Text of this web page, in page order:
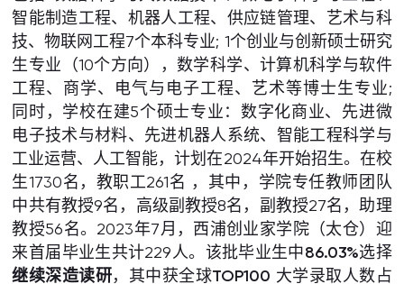
智能制造工程、机器人工程、供应链管理、艺术与科
技、物联网工程7个本科专业; 1个创业与创新硕士研究
生专业（10个方向），数学科学、计算机科学与软件
工程、商学、电气与电子工程、艺术等博士生专业;
同时，学校在建5个硕士专业：数字化商业、先进微
电子技术与材料、先进机器人系统、智能工程科学与
工业运营、人工智能，计划在2024年开始招生。在校
生1730名，教职工261名 ，其中，学院专任教师团队
中共有教授9名，高级副教授8名，副教授27名，助理
教授56名。2023年7月，西浦创业家学院（太仓）迎
来首届毕业生共计229人。该批毕业生中86.03%选择
继续深造读研，其中获全球TOP100 大学录取人数占